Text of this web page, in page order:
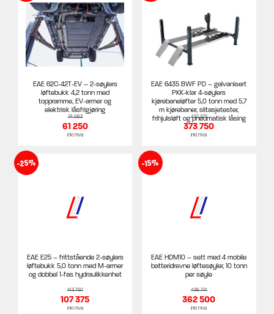
EAE 62C-42T-EV – 2-søylers
løftebukk 4,2 tonn med
toppramme, EV-armer og
elektrisk låsfrigjøring
74 063
61 250
inkl mva
EAE 6435 BWF PD – galvanisert
PKK-klar 4-søylers
kjørebaneløfter 5,0 tonn med 5,7
m kjørebaner, slitasjetester,
frihjulsløft og pneumatisk låsing
437 375
373 750
inkl mva
-25%
EAE E25 – frittstående 2-søylers
løftebukk 5,0 tonn med M-armer
og dobbel 1-fas hydraulikkenhet
143 750
107 375
inkl mva
-15%
EAE HDM10 – sett med 4 mobile
batteridrevne løftesøyler, 10 tonn
per søyle
426 714
362 500
inkl mva